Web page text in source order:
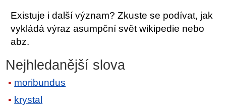
Existuje i další význam? Zkuste se podívat, jak
vykládá výraz asumpční svět wikipedie nebo
abz.
Nejhledanější slova
moribundus
krystal